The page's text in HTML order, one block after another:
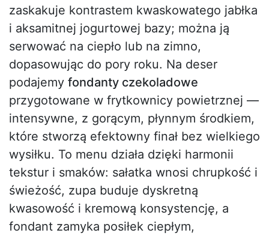
zaskakuje kontrastem kwaskowatego jabłka
i aksamitnej jogurtowej bazy; można ją
serwować na ciepło lub na zimno,
dopasowując do pory roku. Na deser
podajemy fondanty czekoladowe
przygotowane w frytkownicy powietrznej —
intensywne, z gorącym, płynnym środkiem,
które stworzą efektowny finał bez wielkiego
wysiłku. To menu działa dzięki harmonii
tekstur i smaków: sałatka wnosi chrupkość i
świeżość, zupa buduje dyskretną
kwasowość i kremową konsystencję, a
fondant zamyka posiłek ciepłym,